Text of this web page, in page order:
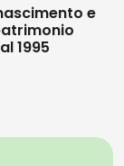
e
1995